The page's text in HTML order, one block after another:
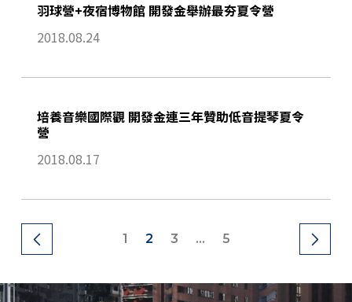
羽球營+夜宿博物館 開發金舉辦最夯夏令營
2018.08.24
培養音樂國際觀 開發金連三年贊助低音提琴夏令
營
2018.08.17
1 2 3 ... 5